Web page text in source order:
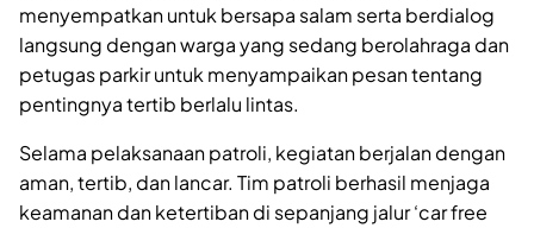
menyempatkan untuk bersapa salam serta berdialog
langsung dengan warga yang sedang berolahraga dan
petugas parkir untuk menyampaikan pesan tentang
pentingnya tertib berlalu lintas.
Selama pelaksanaan patroli, kegiatan berjalan dengan
aman, tertib, dan lancar. Tim patroli berhasil menjaga
keamanan dan ketertiban di sepanjang jalur ‘car free